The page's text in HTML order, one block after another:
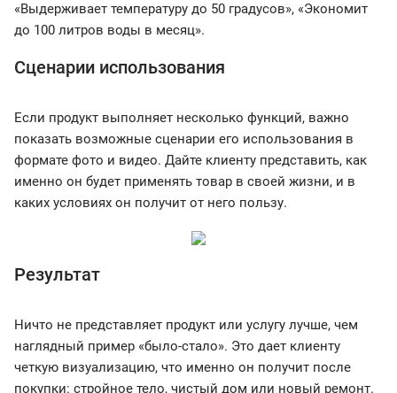
«Выдерживает температуру до 50 градусов», «Экономит
до 100 литров воды в месяц».
Сценарии использования
Если продукт выполняет несколько функций, важно
показать возможные сценарии его использования в
формате фото и видео. Дайте клиенту представить, как
именно он будет применять товар в своей жизни, и в
каких условиях он получит от него пользу.
Результат
Ничто не представляет продукт или услугу лучше, чем
наглядный пример «было-стало». Это дает клиенту
четкую визуализацию, что именно он получит после
покупки: стройное тело, чистый дом или новый ремонт.